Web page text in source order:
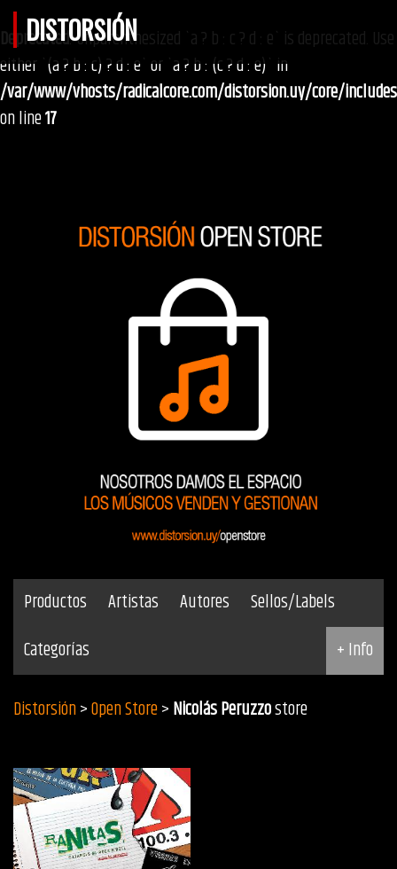
Deprecated: Unparenthesized `a ? b : c ? d : e` is deprecated. Use
either `(a ? b : c) ? d : e` or `a ? b : (c ? d : e)` in
/var/www/vhosts/radicalcore.com/distorsion.uy/core/
on line17
DISTORSIÓN
Productos Artistas Autores
Sellos/Labels
Categorías
+ Info
Distorsión>Open Store>Nicolás Peruzzostore